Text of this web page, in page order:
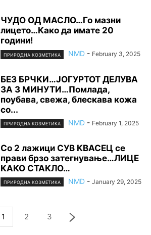
ЧУДО ОД МАСЛО…Го мазни
лицето…Како да имате 20
години!
ПРИРОДНА КОЗМЕТИКА NMD - February 3, 2025
БЕЗ БРЧКИ…ЈОГУРТОТ ДЕЛУВА
ЗА 3 МИНУТИ…Помлада,
поубава, свежа, блескава кожа
со...
ПРИРОДНА КОЗМЕТИКА NMD - February 1, 2025
Со 2 лажици СУВ КВАСЕЦ се
прави брзо затегнување…ЛИЦЕ
КАКО СТАКЛО…
ПРИРОДНА КОЗМЕТИКА NMD - January 29, 2025
1 2 3